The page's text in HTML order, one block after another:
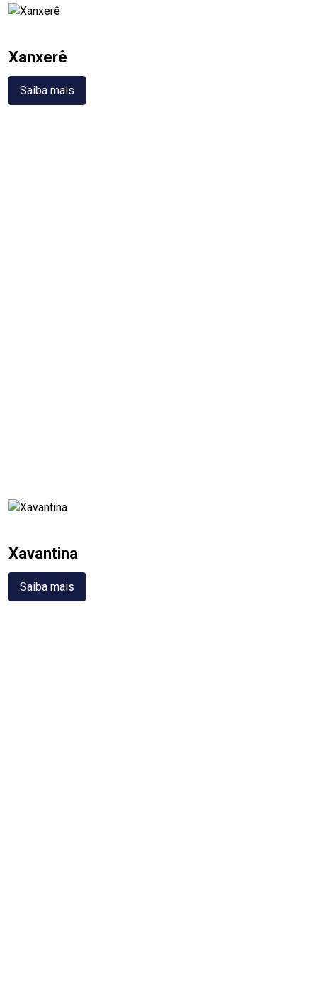
Xanxerê
Saiba mais
Xavantina
Saiba mais